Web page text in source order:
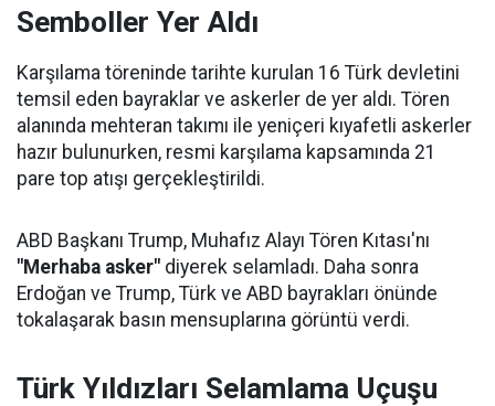
Semboller Yer Aldı
Karşılama töreninde tarihte kurulan 16 Türk devletini
temsil eden bayraklar ve askerler de yer aldı. Tören
alanında mehteran takımı ile yeniçeri kıyafetli askerler
hazır bulunurken, resmi karşılama kapsamında 21
pare top atışı gerçekleştirildi.
ABD Başkanı Trump, Muhafız Alayı Tören Kıtası'nı
"Merhaba asker" diyerek selamladı. Daha sonra
Erdoğan ve Trump, Türk ve ABD bayrakları önünde
tokalaşarak basın mensuplarına görüntü verdi.
Türk Yıldızları Selamlama Uçuşu